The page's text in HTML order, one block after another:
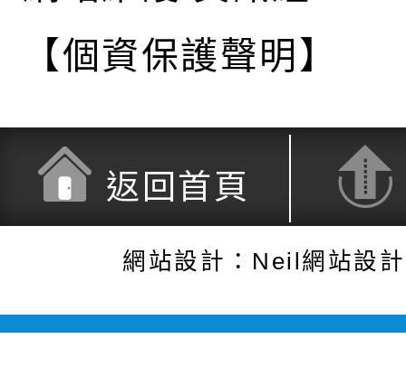
【個資保護聲明】
返回首頁
網站設計：Neil網站設